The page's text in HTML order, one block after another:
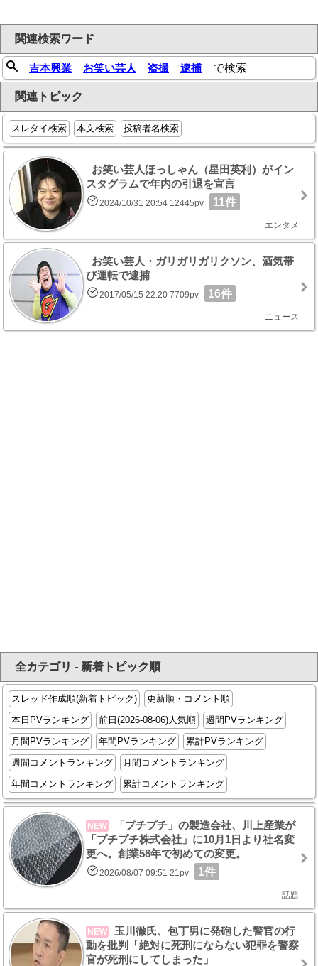
関連検索ワード
吉本興業 お笑い芸人 盗撮 逮捕で検索
関連トピック
スレタイ検索 本文検索 投稿者名検索
お笑い芸人ほっしゃん（星田英利）がイン
スタグラムで年内の引退を宣言
2024/10/31 20:54 12445pv 11件
エンタメ
お笑い芸人・ガリガリガリクソン、酒気帯
び運転で逮捕
2017/05/15 22:20 7709pv 16件
ニュース
全カテゴリ - 新着トピック順
スレッド作成順(新着トピック)
更新順・コメント順
本日PVランキング
前日(2026-08-06)人気順
週間PVランキング
月間PVランキング
年間PVランキング
累計PVランキング
週間コメントランキング
月間コメントランキング
年間コメントランキング
累計コメントランキング
NEW
「プチプチ」の製造会社、川上産業が
「プチプチ株式会社」に10月1日より社名変
更へ。創業58年で初めての変更。
2026/08/07 09:51 21pv 1件
話題
NEW
玉川徹氏、包丁男に発砲した警官の行
動を批判「絶対に死刑にならない犯罪を警察
官が死刑にしてしまった」